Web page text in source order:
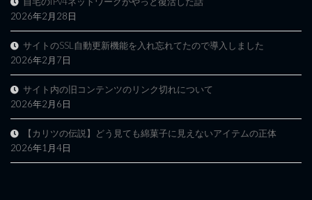
2026年2月28日
サイトのSSL自動更新機能を入れ忘れてたので導入しました
2026年2月7日
サイト内の旧コンテンツのリンク切れについて
2026年2月6日
【カリツの伝説】どう見ても綿菓子に見えないアイテムの正体
2026年1月4日